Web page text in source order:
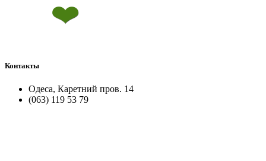
Контакты
Одеса, Каретний пров. 14
(063) 119 53 79